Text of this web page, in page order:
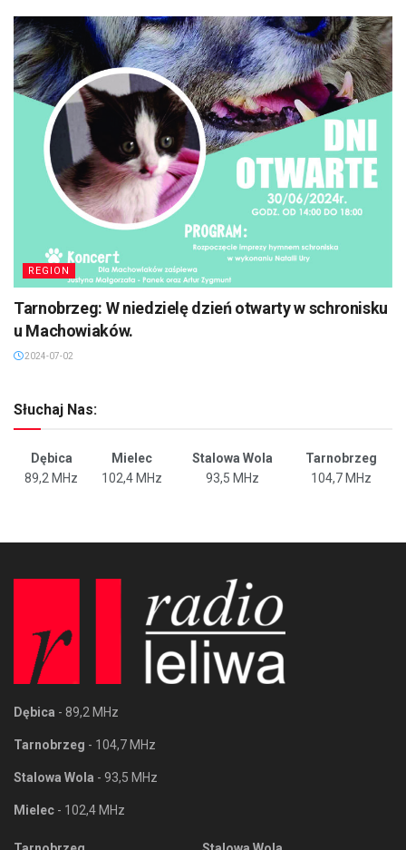
REGION
Tarnobrzeg: W niedzielę dzień otwarty w schronisku
u Machowiaków.
2024-07-02
Słuchaj Nas:
Dębica Mielec Stalowa Wola
Tarnobrzeg
89,2 MHz
102,4 MHz 93,5 MHz 104,7 MHz
Dębica - 89,2 MHz
Tarnobrzeg - 104,7 MHz
Stalowa Wola - 93,5 MHz
Mielec - 102,4 MHz